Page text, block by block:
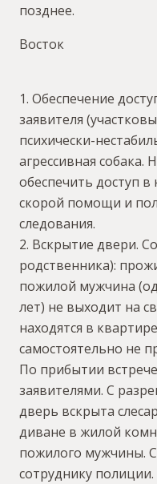
позднее.
Восток
1. Обеспечение
заявителя
психически-
агрессивная
обеспечить доступ
скорой помощи и
следования.
2. Вскрытие двери.
родственника):
пожилой мужчина
лет) не выходит на
находятся в
самостоятельно не
По прибытии
заявителями. С
дверь вскрыта
диване в жилой
пожилого мужчины.
сотруднику полиции.